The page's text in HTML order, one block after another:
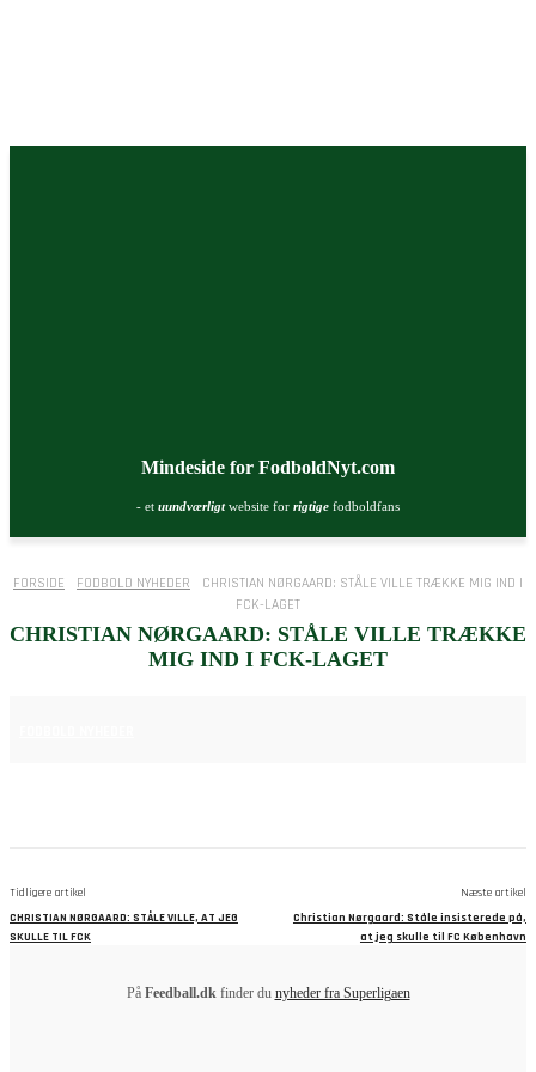
Mindeside for FodboldNyt.com
- et uundværligtwebsite for rigtige fodboldfans
FORSIDE FODBOLD NYHEDER
CHRISTIAN NØRGAARD: STÅLE VILLE TRÆKKE MIG IND I
FCK-LAGET
CHRISTIAN NØRGAARD: STÅLE VILLE TRÆKKE
MIG IND I FCK-LAGET
Tidligere artikel
CHRISTIAN NØRGAARD: STÅLE VILLE, AT JEG
SKULLE TIL FCK
Næste artikel
Christian Nørgaard: Ståle insisterede på,
at jeg skulle til FC København
På Feedball.dkfinder du nyheder fra Superligaen